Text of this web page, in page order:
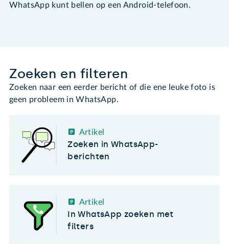
WhatsApp kunt bellen op een Android-telefoon.
Zoeken en filteren
Zoeken naar een eerder bericht of die ene leuke foto is
geen probleem in WhatsApp.
Artikel
Zoeken in WhatsApp-
berichten
Artikel
In WhatsApp zoeken met
filters